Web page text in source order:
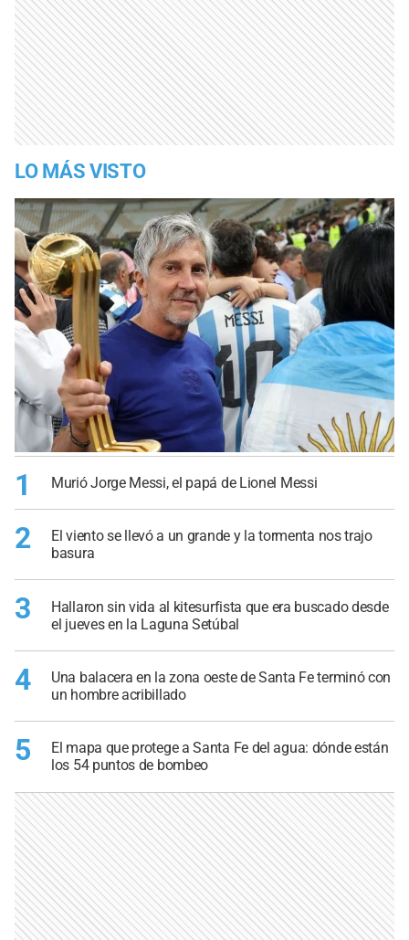
LO MÁS VISTO
1 Murió Jorge Messi, el papá de Lionel Messi
2
El viento se llevó a un grande y la tormenta nos trajo
basura
3
Hallaron sin vida al kitesurfista que era buscado desde
el jueves en la Laguna Setúbal
4
Una balacera en la zona oeste de Santa Fe terminó con
un hombre acribillado
5
El mapa que protege a Santa Fe del agua: dónde están
los 54 puntos de bombeo